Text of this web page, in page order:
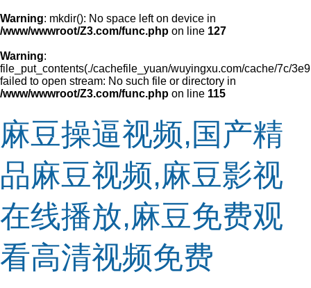
Warning: mkdir(): No space left on device in
/www/wwwroot/Z3.com/func.php on line 127
Warning:
file_put_contents(./cachefile_yuan/wuyingxu.com/cache/7c/
failed to open stream: No such file or directory in
/www/wwwroot/Z3.com/func.php on line 115
麻豆操逼视频,国产精
品麻豆视频,麻豆影视
在线播放,麻豆免费观
看高清视频免费